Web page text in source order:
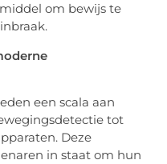
om bewijs te
een scala aan
tot
Deze
in staat om hun